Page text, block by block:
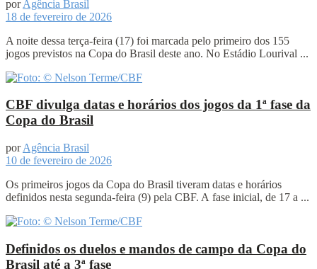
por Agência Brasil
18 de fevereiro de 2026
A noite dessa terça-feira (17) foi marcada pelo primeiro dos 155
jogos previstos na Copa do Brasil deste ano. No Estádio Lourival ...
CBF divulga datas e horários dos jogos da 1ª fase da
Copa do Brasil
por Agência Brasil
10 de fevereiro de 2026
Os primeiros jogos da Copa do Brasil tiveram datas e horários
definidos nesta segunda-feira (9) pela CBF. A fase inicial, de 17 a ...
Definidos os duelos e mandos de campo da Copa do
Brasil até a 3ª fase